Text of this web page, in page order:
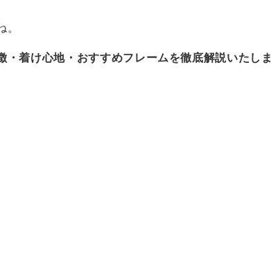
。
・着け心地・おすすめフレームを徹底解説いたしま